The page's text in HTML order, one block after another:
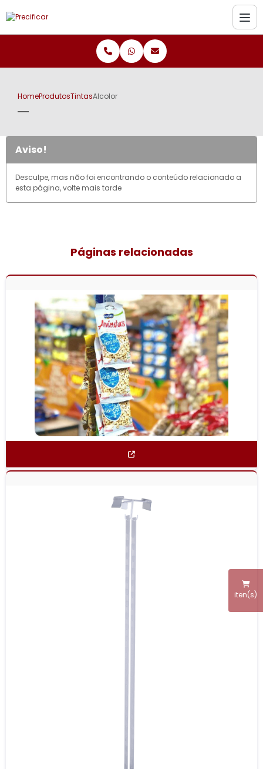
iten(s)
HomeProdutosTintasAlcolor
Aviso!
Desculpe, mas não foi encontrando o conteúdo relacionado a
esta página, volte mais tarde
Páginas relacionadas